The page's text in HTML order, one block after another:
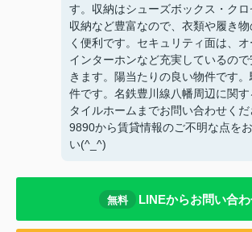
す。収納はシューズボックス・ク
収納など豊富なので、衣類や履き
く便利です。セキュリティ面は、
インターホンなど充実しているの
きます。陽当たりの良い物件です
件です。名鉄豊川線八幡周辺に関
タイルホームまでお問い合わせく
9890から賃貸情報のご不明な点を
い(^_^)
無料 LINEからお問い合